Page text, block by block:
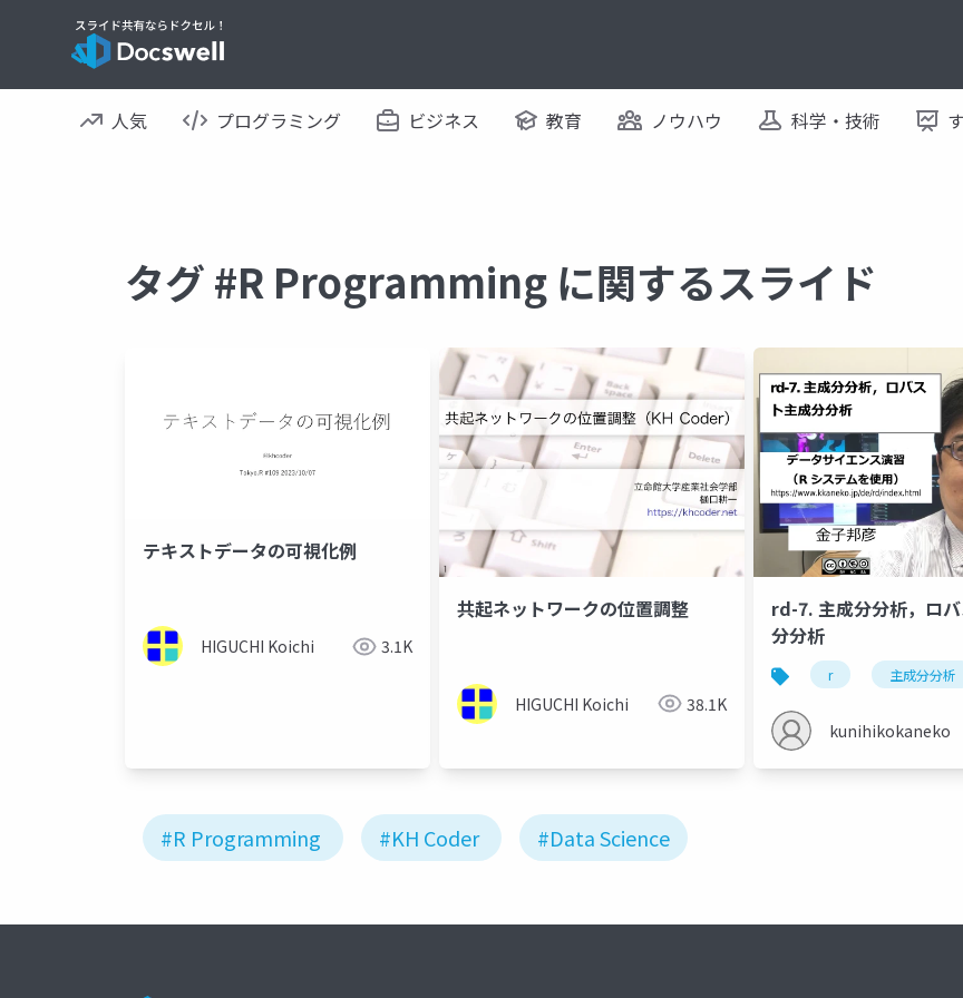
人気 プログラミング ビジネス 教育 ノウハウ 科学・技術
タグ #R Programming に関するスライド
テキストデータの可視化例
HIGUCHI Koichi 3.1K
共起ネットワークの位置調整
HIGUCHI Koichi 38.1K
rd-7. 主成分分析，ロ
分分析
r 主成分分析
kunihikokaneko
#R Programming #KH Coder #Data Science